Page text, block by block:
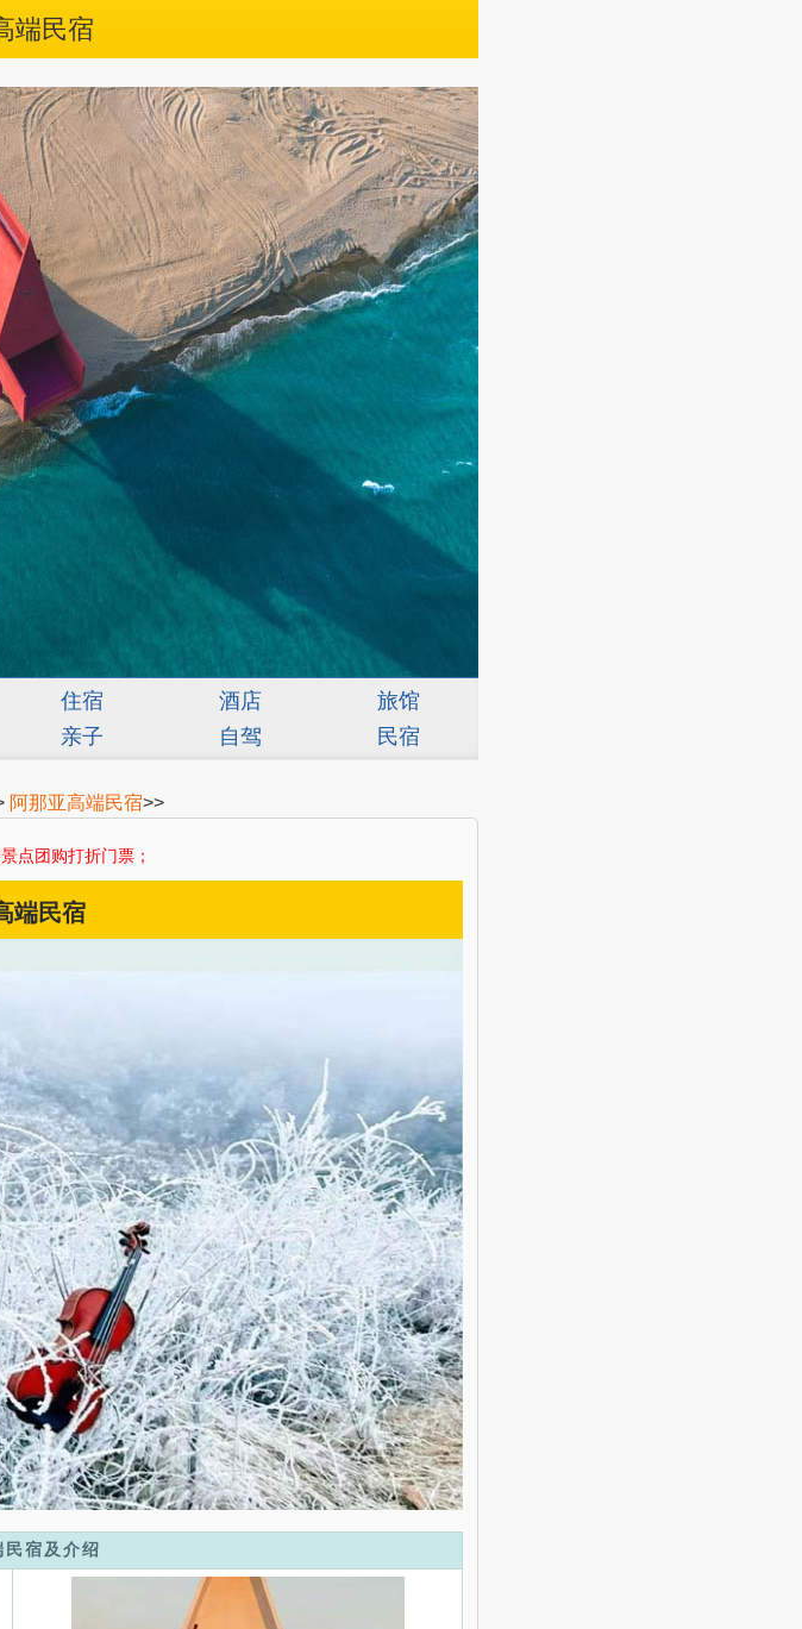
端民宿
住宿 酒店
旅馆
亲子 自驾 民宿
阿那亚高端民宿>>
点团购打折门票；
端民宿
民宿及介绍